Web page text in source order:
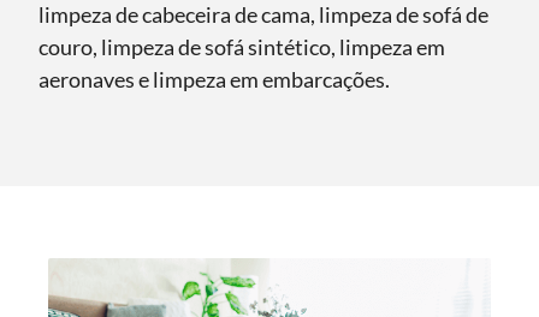
limpeza de cabeceira de cama, limpeza de sofá de
couro, limpeza de sofá sintético, limpeza em
aeronaves e limpeza em embarcações.